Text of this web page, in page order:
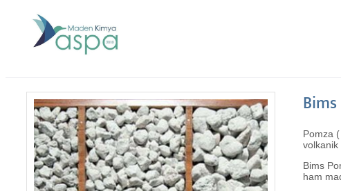
Pomza
volkanik
Bims
ham